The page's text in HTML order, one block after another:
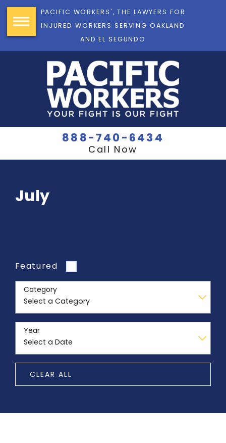
PACIFIC WORKERS', THE LAWYERS FOR
INJURED WORKERS SERVING OAKLAND
AND EL SEGUNDO
888-740-6434
Call Now
July
Featured
Category
Year
CLEAR ALL